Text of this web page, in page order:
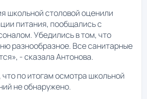
школьной столовой оценили
питания, пообщались с
Убедились в том, что
разнообразное. Все санитарные
- сказала Антонова.
по итогам осмотра школьной
не обнаружено.